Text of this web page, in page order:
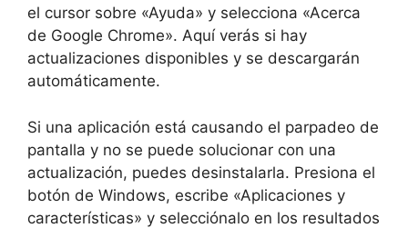
el cursor sobre «Ayuda» y selecciona «Acerca
de Google Chrome». Aquí verás si hay
actualizaciones disponibles y se descargarán
automáticamente.
Si una aplicación está causando el parpadeo de
pantalla y no se puede solucionar con una
actualización, puedes desinstalarla. Presiona el
botón de Windows, escribe «Aplicaciones y
características» y selecciónalo en los resultados